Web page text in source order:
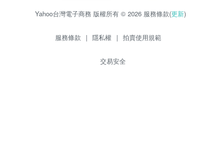
Yahoo台灣電子商務 版權所有 © 2026 服務條款(更新)
服務條款 | 隱私權 | 拍賣使用規範
交易安全